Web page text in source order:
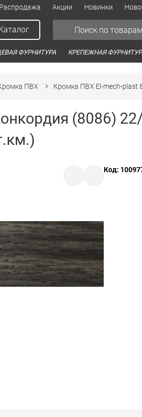
Распродажа Акции Новинки
ФУРНИТУРА КРЕПЕЖНАЯ
ПВХ Кромка ПВХ El-mech-plast
(8086)
Код: